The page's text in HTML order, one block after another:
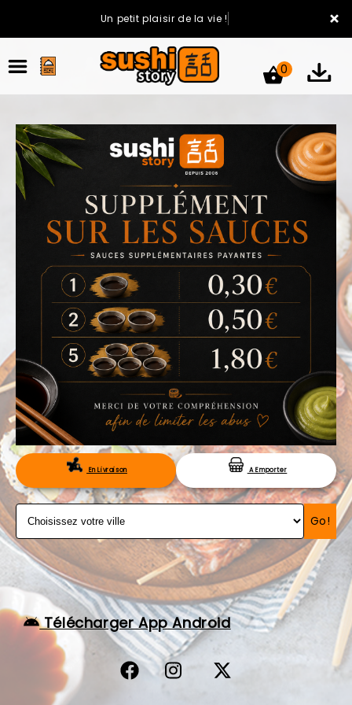
×
Un petit plaisir de la vie !
ACCUEIL
LA CARTE
VOTRE COMPTE
NOTRE RESTAURANT
VOS AVIS
MENTIONS LÉGALES
C.G.V
RÉSERVATION
0
En Livraison A Emporter
Go!
Télécharger App Android